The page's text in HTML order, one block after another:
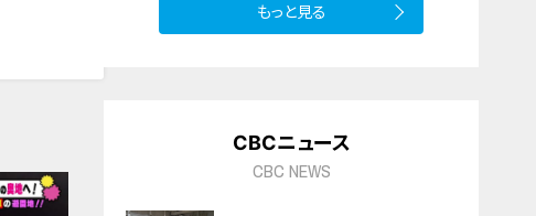
もっと見る
CBCニュース
CBC NEWS